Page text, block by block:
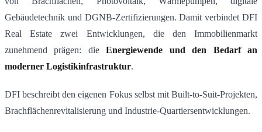
Gebäudetechnik und DGNB-Zertifizierungen. Damit verbindet DFI
Real Estate zwei Entwicklungen, die den Immobilienmarkt
zunehmend prägen: dieEnergiewende und den Bedarf an
moderner Logistikinfrastruktur.
DFI beschreibt den eigenen Fokus selbst mit Built-to-Suit-Projekten,
Brachflächenrevitalisierung und Industrie-Quartiersentwicklungen.